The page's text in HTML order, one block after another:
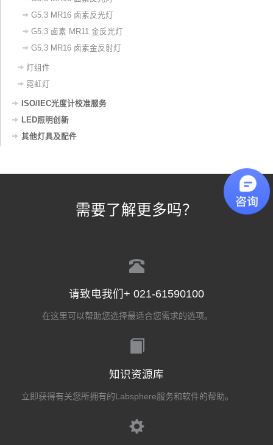
G5.3 MR16 卤素反光灯
G5.3 卤素 MR11 金反光灯
G5.3 MR16 卤素金反射灯
灯组件
霓虹灯
ISO/IEC光度计校准服务
LED照明创新
其他灯具及配件
需要了解更多吗？
请致电我们+ 021-61590100
在这里可以帮助您选择最适合您需求的选项。
知识资源库
立即获得有关您所拥有的Labsphere服务和软件的帮助。